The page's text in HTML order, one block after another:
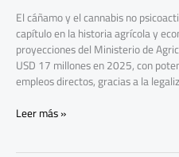
El cáñamo y el cannabis no
capítulo en la historia agrícola y
proyecciones del Ministerio de
USD 17 millones en 2025, con
empleos directos, gracias a la
Leer más »